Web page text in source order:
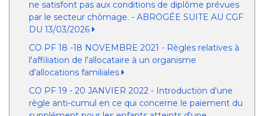
ne satisfont pas aux conditions de diplôme prévues
par le secteur chômage. - ABROGÉE SUITE AU CGF
DU 13/03/2026
CO PF 18 -18 NOVEMBRE 2021 - Règles relatives à
l'affiliation de l'allocataire à un organisme
d'allocations familiales
CO PF 19 - 20 JANVIER 2022 - Introduction d'une
règle anti-cumul en ce qui concerne le paiement du